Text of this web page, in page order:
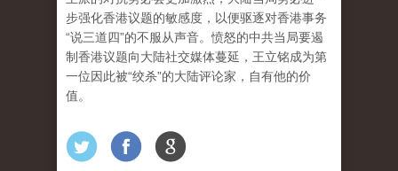
步强化香港议题的敏感度，以便驱逐对香港事务
“说三道四”的不服从声音。愤怒的中共当局要遏
制香港议题向大陆社交媒体蔓延，王立铭成为第
一位因此被“绞杀”的大陆评论家，自有他的价
值。